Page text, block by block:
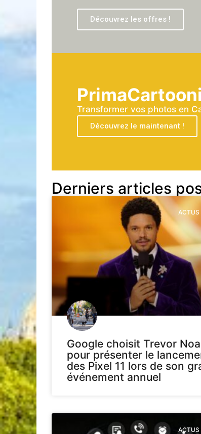
Découvrez les offres !
Transformer vos photos en
Découvrez le maintenant !
Derniers articles
ACTUS
Google choisit Trevor
pour présenter le
des Pixel 11 lors de son
événement annuel
ACTUS